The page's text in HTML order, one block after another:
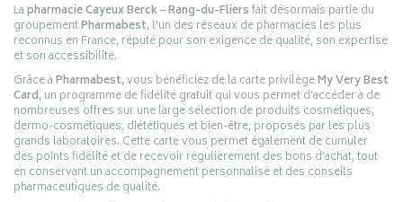
Lapharmacie Cayeux Berck – Rang-du-Fliersfait désormais partie du
groupementPharmabest, l’un des réseaux de pharmacies les plus
reconnus en France, réputé pour son exigence de qualité, son expertise
et son accessibilité.
Grâce àPharmabest, vous bénéficiez de la carte privilègeMy Very Best
Card, un programme de fidélité gratuit qui vous permet d’accéder à de
nombreuses offres sur une large sélection de produits cosmétiques,
dermo-cosmétiques, diététiques et bien-être, proposés par les plus
grands laboratoires. Cette carte vous permet également de cumuler
des points fidélité et de recevoir régulièrement des bons d’achat, tout
en conservant un accompagnement personnalisé et des conseils
pharmaceutiques de qualité.